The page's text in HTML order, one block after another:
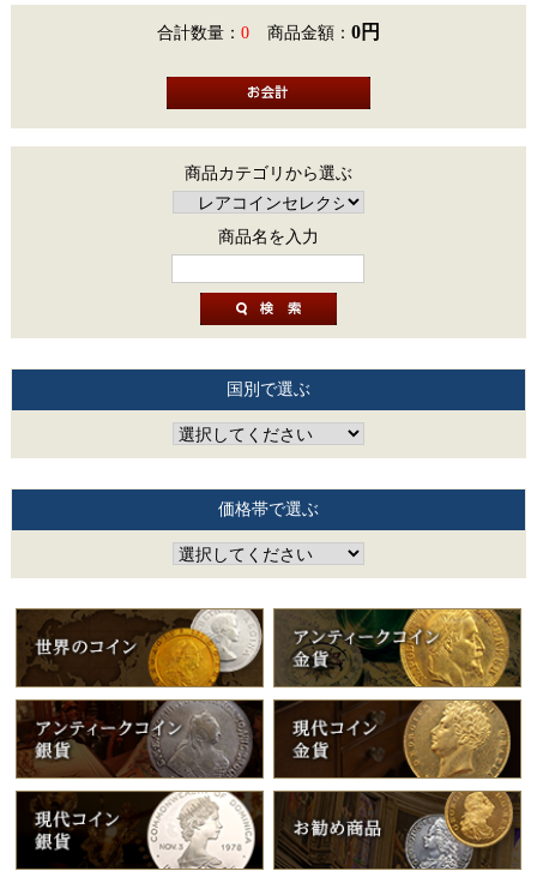
合計数量： 0 商品金額： 0円
商品カテゴリから選ぶ
商品名を入力
国別で選ぶ
価格帯で選ぶ